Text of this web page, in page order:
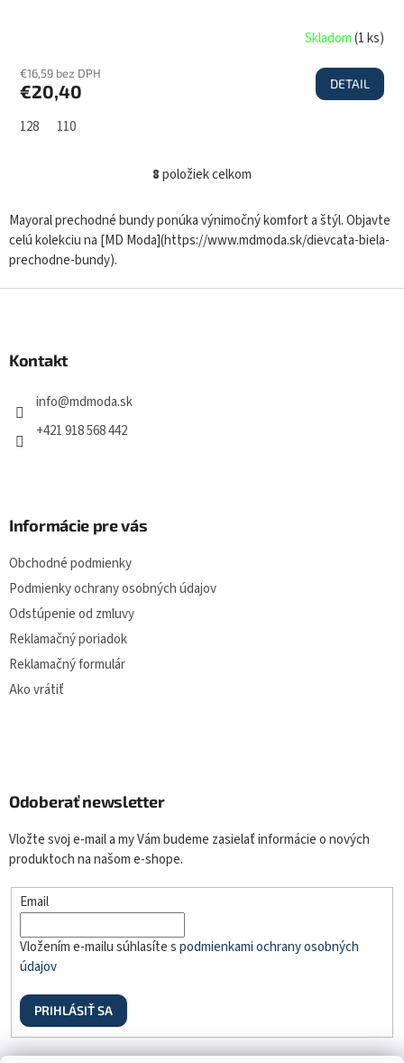
Skladom(1 ks)
€16,59 bez DPH
€20,40 DETAIL
128 110
O
l
á
d
c
8položiek celkom
Mayoral prechodné bundy ponúka výnimočný komfort a štýl. Objavte
celú kolekciu na [MD Moda](https://www.mdmoda.sk/dievcata-biela-
prechodne-bundy).
Kontakt
info@mdmoda.sk
+421 918 568 442
Informácie pre vás
Obchodné podmienky
Podmienky ochrany osobných údajov
Odstúpenie od zmluvy
Reklamačný poriadok
Reklamačný formulár
Ako vrátiť
Odoberať newsletter
Vložte svoj e-mail a my Vám budeme zasielať informácie o nových
produktoch na našom e-shope.
Email
Vložením e-mailu súhlasíte spodmienkami ochrany osobných
údajov
PRIHLÁSIŤ SA